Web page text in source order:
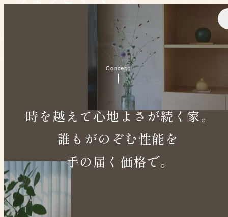
家族にも環境にも心地いい住まい。
Concept
時を越えて心地よさが続く家。
誰もがのぞむ性能を
手の届く価格で。